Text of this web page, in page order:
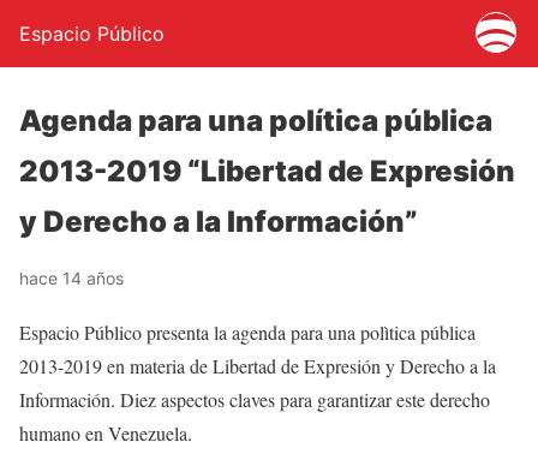
Espacio Público
Agenda para una política pública
2013-2019 “Libertad de Expresión
y Derecho a la Información”
hace 14 años
Espacio Público presenta la agenda para una polìtica pública
2013-2019 en materia de Libertad de Expresión y Derecho a la
Información. Diez aspectos claves para garantizar este derecho
humano en Venezuela.